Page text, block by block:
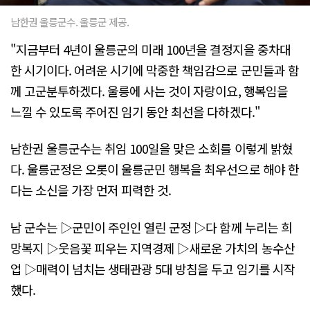
남한권 울릉군수. 울릉군 제공.
"지금부터 4년이 울릉군의 미래 100년을 결정지을 중차대
한 시기이다. 어려운 시기에 막중한 책임감으로 군민들과 함
께 고군분투하겠다. 울릉에 사는 것이 자랑이요, 행복임을
느낄 수 있도록 주어진 임기 동안 최선을 다하겠다."
남한권 울릉군수는 취임 100일을 맞은 소회를 이렇게 밝혔
다. 울릉군정은 오롯이 울릉군민 행복을 최우선으로 해야 한
다는 소신을 가장 먼저 피력한 것.
남 군수는 ▷군민이 주인인 열린 군정 ▷다 함께 누리는 희
망복지 ▷웃음꽃 피우는 지역경제 ▷새로운 가치의 농수산
업 ▷매력이 넘치는 생태관광 5대 방침을 두고 임기를 시작
했다.